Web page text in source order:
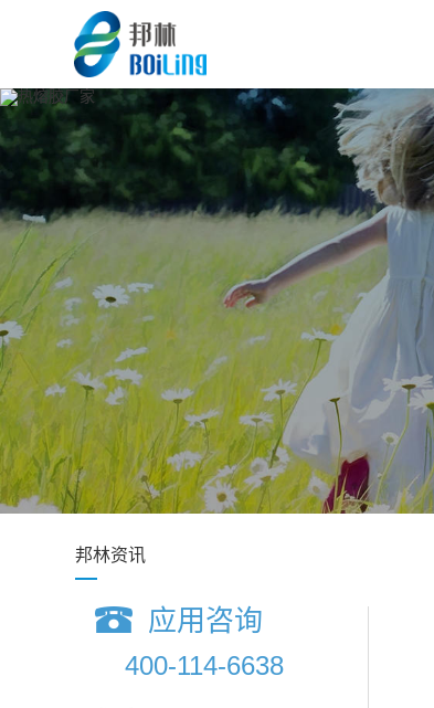
邦林资讯
应用咨询
400-114-6638